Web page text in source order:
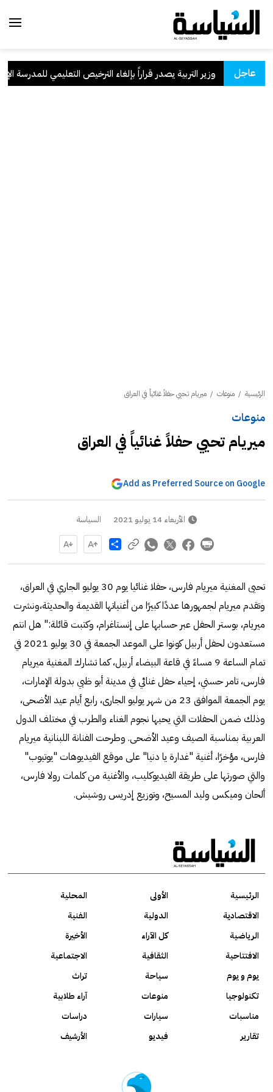
عاجل وزير التربية يصدر قراراً بإلغاء الترخيص التعليمي للمدرسة
الرئيسية / منوعات / ميريام تحيي حفلاً غنائياً في العراق
منوعات
ميريام تحيي حفلاً غنائياً في العراق
Add as Preferred Source on Google
الأربعاء 14 يوليو 2021 السياسة
Share
تحيى المغنية ميريام فارس، حفلا غنائيا يوم 30 يوليو الجاري في العراق،
وتقدم ميريام لجمهورها عددًا كبيرًا من أغنياتها القديمة والحديثة،ونشرت
ميريام، بوستر الحفل عبر حسابها على إنستاغرام، وكتبت قائلة:" هل انتم
مستعدون لحفل أربيل كونوا على الموعد الجمعة في 30 يوليو 2021 في
تمام الساعة 9 مساءً في قاعة البيضاء أربيل، كما تشارك المغنية ميريام
فارس، تامر حسني، إحياء حفل غنائي في مدينة أبو ظبي بدولة الإمارات،
يوم الجمعة الموافق 23 من شهر يوليو الجارى، رابع أيام عيد الأضحى،
وذلك ضمن الحفلات التي يحيها نجوم الغناء والطرب في مختلف الدول
العربية بمناسبة الصيف وعيد الأضحى. وطرحت الفنانة اللبنانية ميريام
فارس، مؤخرًا، أغنية "غدارة يا دنيا" على موقع الفيديوهات "يوتيوب"
والتي صورتها على طريقة الفيديوكليب، والأغنية من كلمات رولا فارس،
ألحان وميكس وليد المسيح، وتوزيع إدريس روشيش.
الرئيسية الأولى
المحلية
الاقتصادية
الدولية
الفنية
الرياضية
كل الآراء
الأخيرة
الافتتاحية
الثقافية
الاجتماعية
يوم و يوم
سياحة
تراث
تكنولوجيا
منوعات
آراء طلابية
مناسبات
سيارات
دراسات
تقارير
فيديو الأرشيف